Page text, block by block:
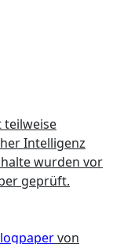
teilweise
Intelligenz
wurden vor
geprüft.
von